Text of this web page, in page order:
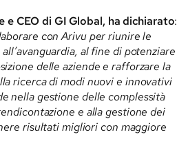
e CEO di GI Global, ha dichiarato:
con Arivu per riunire le
al fine di potenziare
delle aziende e rafforzare la
ricerca di modi nuovi e innovativi
nella gestione delle complessità
e alla gestione dei
risultati migliori con maggiore